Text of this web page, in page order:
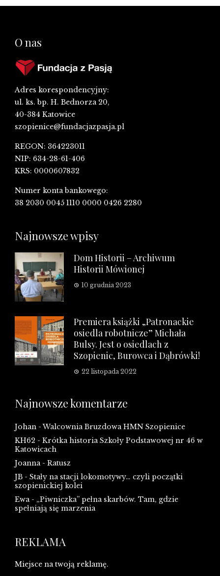
O nas
Adres korespondencyjny:
ul. ks. bp. H. Bednorza 20,
40-384 Katowice
szopienice@fundacjazpasja.pl
REGON: 364223011
NIP: 634-28-61-406
KRS: 0000607832
Numer konta bankowego:
38 2030 0045 1110 0000 0426 2280
Najnowsze wpisy
Dom Historii – Archiwum
Historii Mówionej
10 grudnia 2023
Premiera książki „Patronackie
osiedla robotnicze” Michała
Bulsy. Jest o osiedlach z
Szopienic, Burowca i Dąbrówki!
22 listopada 2022
Najnowsze komentarze
Johan -Walcownia Bruzdowa HMN Szopienice
KH62 - Krótka historia Szkoły Podstawowej nr 46 w
Katowicach
Joanna- Ratusz
JB - Stały na stacji lokomotywy… czyli początki
szopienickiej kolei
Ewa- „Piwniczka” pełna skarbów. Tam, gdzie
spełniają się marzenia
REKLAMA
Miejsce na twoją reklamę.